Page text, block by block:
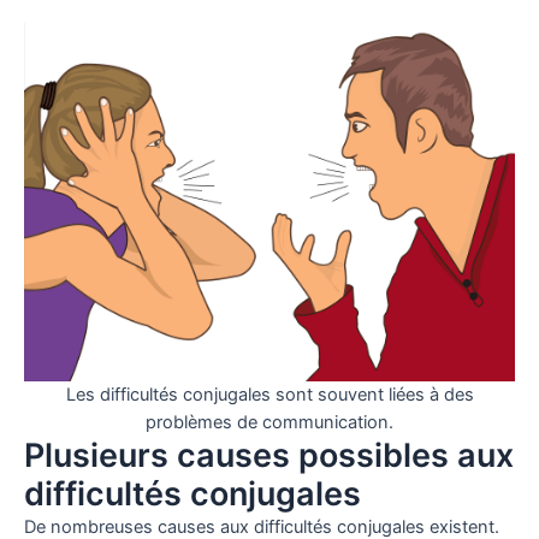
Les difficultés conjugales sont souvent liées à des
problèmes de communication.
Plusieurs causes possibles aux
difficultés conjugales
De nombreuses causes aux difficultés conjugales existent.